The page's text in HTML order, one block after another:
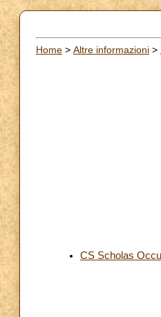
Home > Altre informazioni >
CS Scholas